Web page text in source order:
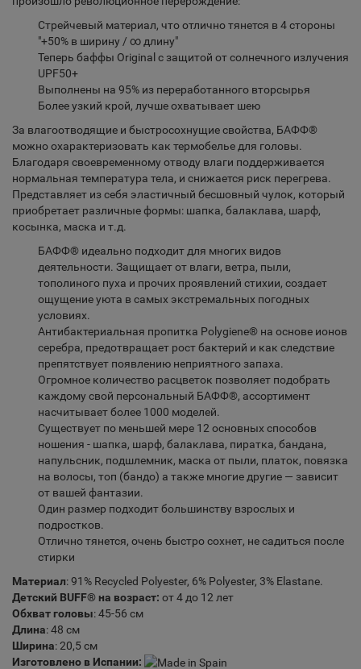
Стрейчевый материал, что отлично тянется в 4 стороны
"+50% в ширину / ∞ длину"
Теперь баффы Original c защитой от солнечного излучения
UPF50+
Выполнены на 95% из переработанного вторсырья
Более узкий крой, лучше охватывает шею
За влагоотводящие и быстросохнущие свойства, БАФФ®
можно охарактеризовать как термобелье для головы.
Благодаря своевременному отводу влаги поддерживается
нормальная температура тела, и снижается риск перегрева.
Представляет из себя эластичный бесшовный чулок, который
приобретает различные формы: шапка, балаклава, шарф,
косынка, маска и т.д.
БАФФ® идеально подходит для многих видов
деятельности. Защищает от влаги, ветра, пыли,
тополиного пуха и прочих проявлений стихии, создает
ощущение уюта в самых экстремальных погодных
условиях.
Антибактериальная пропитка Polygiene® на основе ионов
серебра, предотвращает рост бактерий и как следствие
препятствует появлению неприятного запаха.
Огромное количество расцветок позволяет подобрать
каждому свой персональный БАФФ®, ассортимент
насчитывает более 1000 моделей.
Существует по меньшей мере 12 основных способов
ношения - шапка, шарф, балаклава, пиратка, бандана,
напульсник, подшлемник, маска от пыли, платок, повязка
на волосы, топ (бандо) а также многие другие — зависит
от вашей фантазии.
Один размер подходит большинству взрослых и
подростков.
Отлично тянется, очень быстро сохнет, не садиться после
стирки
Материал: 91% Recycled Polyester, 6% Polyester, 3% Elastane.
Детский BUFF® на возраст: от 4 до 12 лет
Обхват головы: 45-56 см
Длина: 48 см
Ширина: 20,5 см
Изготовлено в Испании: